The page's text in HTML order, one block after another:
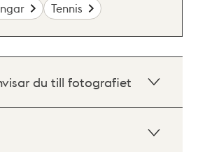
Tennis
du till fotografiet